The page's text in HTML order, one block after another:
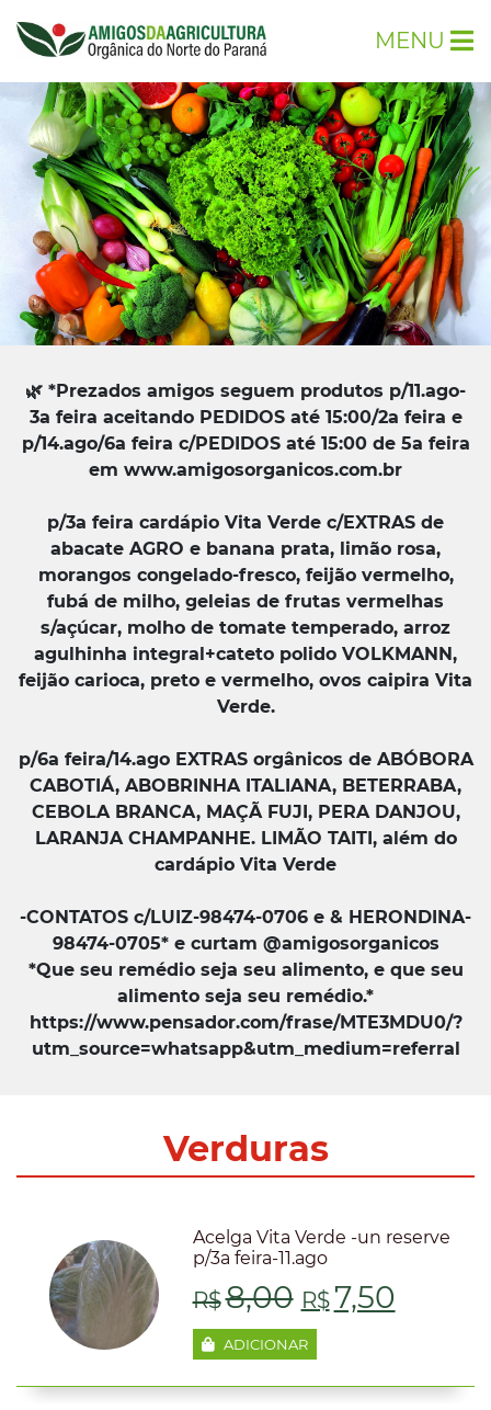
MENU
🌿 *Prezados amigos seguem produtos p/11.ago-
3a feira aceitando PEDIDOS até 15:00/2a feira e
p/14.ago/6a feira c/PEDIDOS até 15:00 de 5a feira
em www.amigosorganicos.com.br
p/3a feira cardápio Vita Verde c/EXTRAS de
abacate AGRO e banana prata, limão rosa,
morangos congelado-fresco, feijão vermelho,
fubá de milho, geleias de frutas vermelhas
s/açúcar, molho de tomate temperado, arroz
agulhinha integral+cateto polido VOLKMANN,
feijão carioca, preto e vermelho, ovos caipira Vita
Verde.
p/6a feira/14.ago EXTRAS orgânicos de ABÓBORA
CABOTIÁ, ABOBRINHA ITALIANA, BETERRABA,
CEBOLA BRANCA, MAÇÃ FUJI, PERA DANJOU,
LARANJA CHAMPANHE. LIMÃO TAITI, além do
cardápio Vita Verde
-CONTATOS c/LUIZ-98474-0706 e & HERONDINA-
98474-0705* e curtam @amigosorganicos
*Que seu remédio seja seu alimento, e que seu
alimento seja seu remédio.*
https://www.pensador.com/frase/MTE3MDU0/?
utm_source=whatsapp&utm_medium=referral
Verduras
Acelga Vita Verde -un reserve
p/3a feira-11.ago
R$8,00 O
preço
original
R$7,50
atual
ADICIONAR